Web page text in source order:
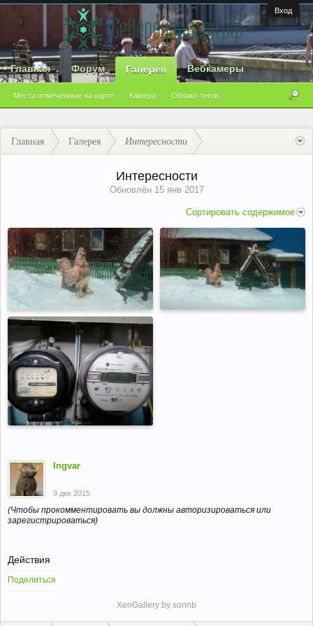
Вход
Главная Форум Галерея
Места отмеченные на карте Камера Облако тегов
Вебкамеры
Главная Галерея Интересности
Интересности
Обновлён 15 янв 2017
Сортировать содержимое
Ingvar
9 дек 2015
(Чтобы прокомментировать вы должны авторизироваться или
зарегистрироваться)
Действия
Поделиться
XenGallery by sonnb